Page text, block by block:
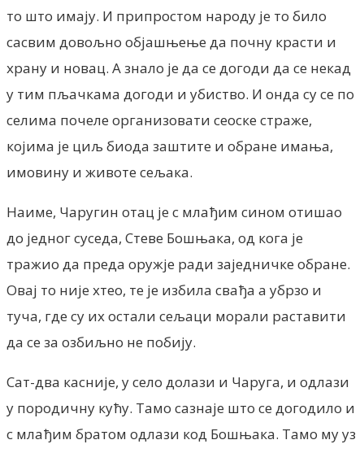
то што имају. И припростом народу је то било
сасвим довољно објашњење да почну красти и
храну и новац. А знало је да се догоди да се некад
у тим пљачкама догоди и убиство. И онда су се по
селима почеле организовати сеоске страже,
којима је циљ биода заштите и обране имања,
имовину и животе сељака.
Наиме, Чаругин отац је с млађим сином отишао
до једног суседа, Стеве Бошњака, од кога је
тражио да преда оружје ради заједничке обране.
Овај то није хтео, те је избила свађа а убрзо и
туча, где су их остали сељаци морали раставити
да се за озбиљно не побију.
Сат-два касније, у село долази и Чаруга, и одлази
у породичну кућу. Тамо сазнаје што се догодило и
с млађим братом одлази код Бошњака. Тамо му уз